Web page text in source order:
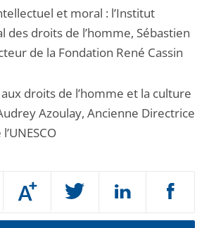
Augmenter
ou
la
et moral : l’Institut
des droits de l’homme, Sébastien
de la Fondation René Cassin
aux droits de l’homme et la culture
Azoulay, Ancienne Directrice